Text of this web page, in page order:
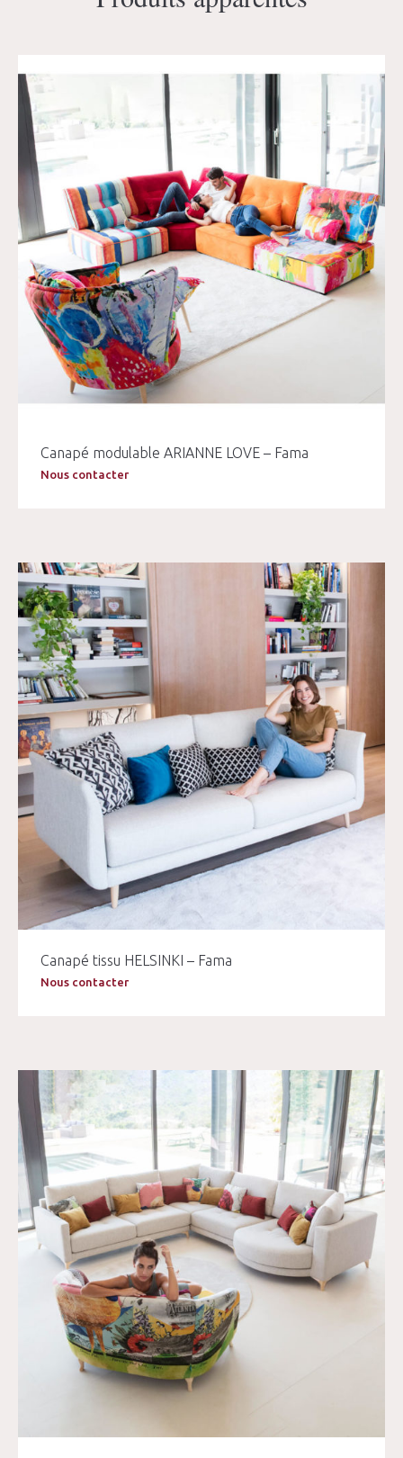
Canapé modulable ARIANNE LOVE – Fama
Nous contacter
Canapé tissu HELSINKI – Fama
Nous contacter